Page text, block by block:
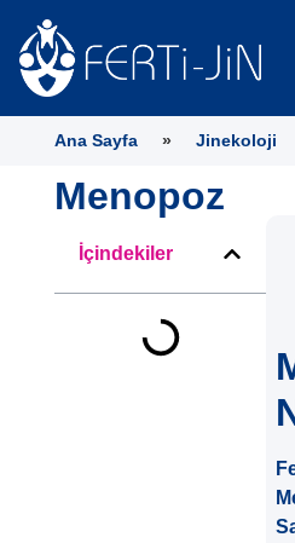
Ana Sayfa » Jinekoloji
Menopoz
İçindekiler